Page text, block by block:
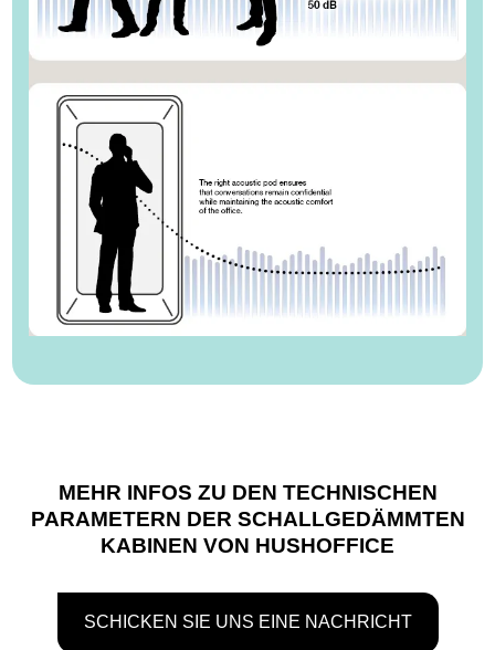
MEHR INFOS ZU DEN TECHNISCHEN
PARAMETERN DER SCHALLGEDÄMMTEN
KABINEN VON HUSHOFFICE
SCHICKEN SIE UNS EINE NACHRICHT